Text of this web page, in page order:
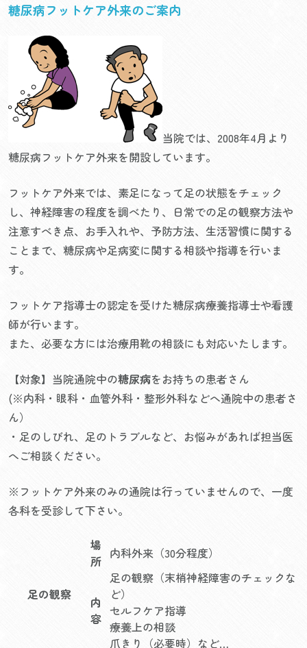
糖尿病フットケア外来のご案内
当院では、2008年4月より
糖尿病フットケア外来を開設しています。
フットケア外来では、素足になって足の状態をチェック
し、神経障害の程度を調べたり、日常での足の観察方法や
注意すべき点、お手入れや、予防方法、生活習慣に関する
ことまで、糖尿病や足病変に関する相談や指導を行いま
す。
フットケア指導士の認定を受けた糖尿病療養指導士や看護
師が行います。
また、必要な方には治療用靴の相談にも対応いたします。
【対象】当院通院中の糖尿病をお持ちの患者さん
(※内科・眼科・血管外科・整形外科などへ通院中の患者さ
ん）
・足のしびれ、足のトラブルなど、お悩みがあれば担当医
へご相談ください。
※フットケア外来のみの通院は行っていませんので、一度
各科を受診して下さい。
足の観察
場
所 内科外来（30分程度）
内
容
足の観察（末梢神経障害のチェックな
ど）
セルフケア指導
療養上の相談
爪きり（必要時）など…